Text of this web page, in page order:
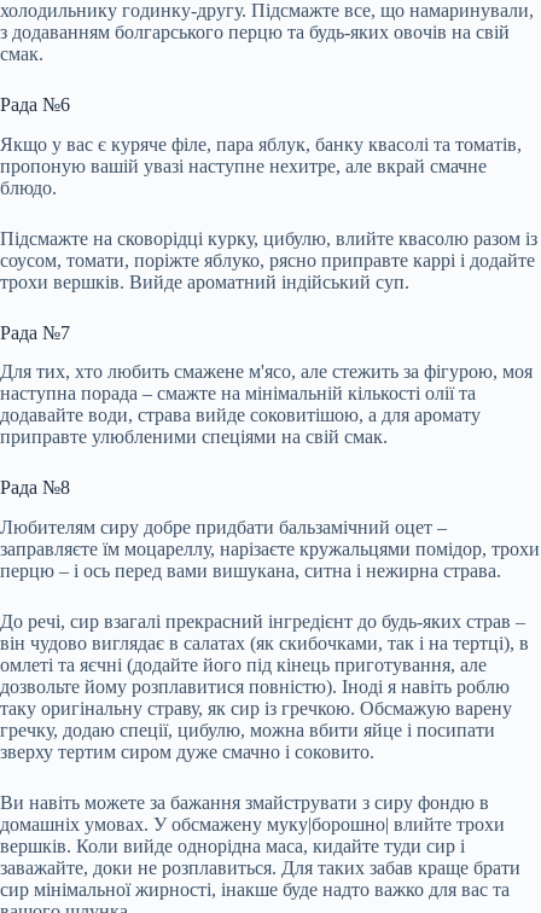
холодильнику годинку-другу. Підсмажте все, що намаринували,
з додаванням болгарського перцю та будь-яких овочів на свій
смак.
Рада №6
Якщо у вас є куряче філе, пара яблук, банку квасолі та томатів,
пропоную вашій увазі наступне нехитре, але вкрай смачне
блюдо.
Підсмажте на сковорідці курку, цибулю, влийте квасолю разом із
соусом, томати, поріжте яблуко, рясно приправте каррі і додайте
трохи вершків. Вийде ароматний індійський суп.
Рада №7
Для тих, хто любить смажене м'ясо, але стежить за фігурою, моя
наступна порада – смажте на мінімальній кількості олії та
додавайте води, страва вийде соковитішою, а для аромату
приправте улюбленими спеціями на свій смак.
Рада №8
Любителям сиру добре придбати бальзамічний оцет –
заправляєте їм моцареллу, нарізаєте кружальцями помідор, трохи
перцю – і ось перед вами вишукана, ситна і нежирна страва.
До речі, сир взагалі прекрасний інгредієнт до будь-яких страв –
він чудово виглядає в салатах (як скибочками, так і на тертці), в
омлеті та яєчні (додайте його під кінець приготування, але
дозвольте йому розплавитися повністю). Іноді я навіть роблю
таку оригінальну страву, як сир із гречкою. Обсмажую варену
гречку, додаю спеції, цибулю, можна вбити яйце і посипати
зверху тертим сиром дуже смачно і соковито.
Ви навіть можете за бажання змайструвати з сиру фондю в
домашніх умовах. У обсмажену муку|борошно| влийте трохи
вершків. Коли вийде однорідна маса, кидайте туди сир і
заважайте, доки не розплавиться. Для таких забав краще брати
сир мінімальної жирності, інакше буде надто важко для вас та